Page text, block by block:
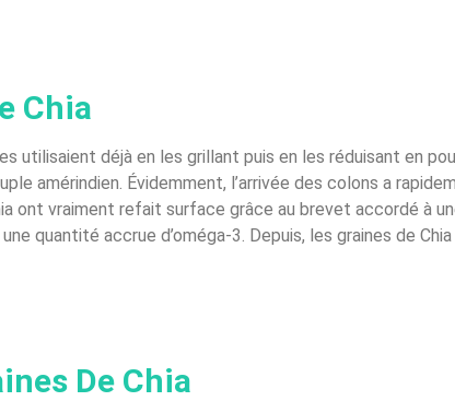
Chia
utilisaient déjà en les grillant puis en les réduisant en
amérindien. Évidemment, l’arrivée des colons a
ont vraiment refait surface grâce au brevet accordé à
quantité accrue d’oméga-3. Depuis, les graines de
De Chia